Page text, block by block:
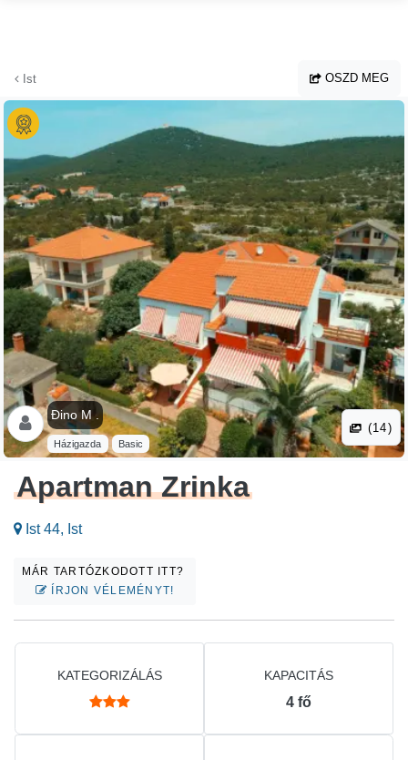
Ist OSZD MEG
Đino M .
Házigazda Basic
(14)
Apartman Zrinka
Ist 44, Ist
MÁR TARTÓZKODOTT ITT?
ÍRJON VÉLEMÉNYT!
KATEGORIZÁLÁS KAPACITÁS
4 fő